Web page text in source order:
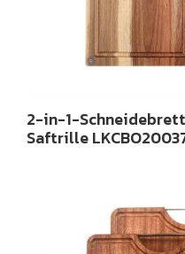
2-in-1-
Saftrille